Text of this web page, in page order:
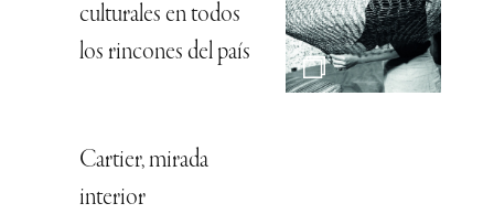
culturales en todos
los rincones del país
Cartier, mirada
interior